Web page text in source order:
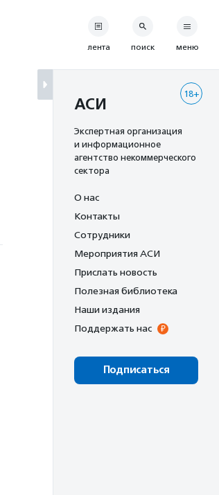
лента поиск меню
18+
АСИ
Экспертная организация
и информационное
агентство некоммерческого
сектора
О нас
Контакты
Сотрудники
Мероприятия АСИ
Прислать новость
Полезная библиотека
Наши издания
Поддержать нас
Подписаться